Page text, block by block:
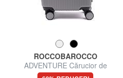
ROCCOBAROCCO
ADVENTURE Cărucior de
dimensiune medie